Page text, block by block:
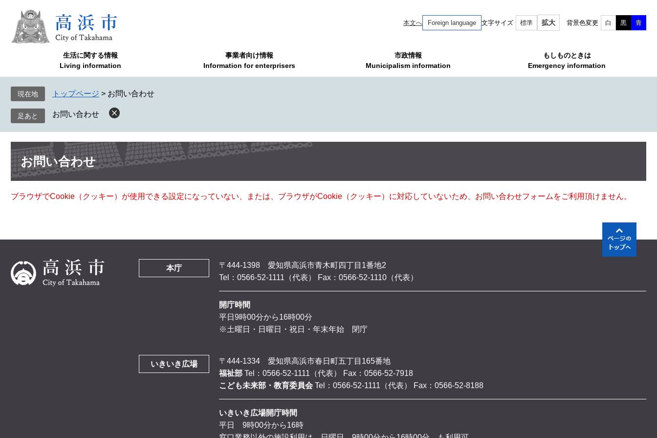
で
ば
へ
本文へ Foreign language 文字サイズ 標準 拡大 背景色変更 白 黒 青
生活に関する情報
Living information
事業者向け情報
Information for enterprisers
市政情報
Municipalism information
もしものときは
Emergency information
現在地 トップページ > お問い合わせ
お問い合わせ
本
文 お問い合わせ
ブラウザでCookie（クッキー）が使用できる設定になっていない、または、ブラウザがCookie（クッキー）に対応していないため、お問い合わせフォームをご利用頂けません。
本庁
〒444-1398 愛知県高浜市青木町四丁目1番地2
Tel：0566-52-1111（代表）
Fax：0566-52-1110（代表）
開庁時間
平日9時00分から16時00分
※土曜日・日曜日・祝日・年末年始 閉庁
いきいき広場
〒444-1334 愛知県高浜市春日町五丁目165番地
福祉部 Tel：0566-52-1111（代表）
Fax：0566-52-7918
こども未来部・教育委員会 Tel：0566-52-1111（代表） Fax：0566-52-8188
いきいき広場開庁時間
平日 9時00分から16時